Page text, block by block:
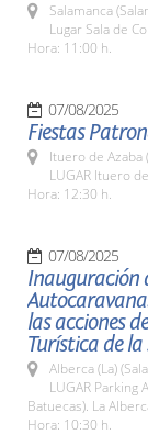
Salamanca
Lugar Sala de
Hora: 11:00 h.
07/08/2025
Fiestas
Ituero de Azaba
LUGAR Ituero
Hora: 12:30 h.
07/08/2025
Inauguración
las acciones
Turística de
Alberca (La)
LUGAR Parking
Batuecas). La
Hora: 10:30 h.